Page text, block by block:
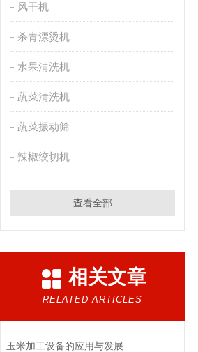
风干机
杀青漂烫机
水果清洗机
蔬菜清洗机
蔬菜振动筛
辣椒绞切机
查看全部
相关文章
RELATED ARTICLES
玉米加工设备的应用与发展